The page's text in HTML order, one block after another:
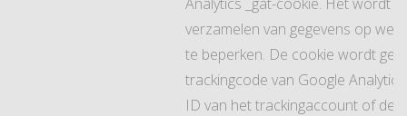
verzamelen van gegevens op
te beperken. De cookie wordt
trackingcode van Google
ID van het trackingaccount of de